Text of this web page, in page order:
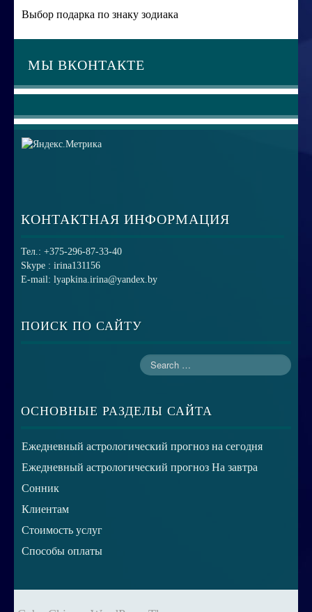
Выбор подарка по знаку зодиака
МЫ ВКОНТАКТЕ
КОНТАКТНАЯ ИНФОРМАЦИЯ
Тел.: +375-296-87-33-40
Skype : irina131156
E-mail: lyapkina.irina@yandex.by
ПОИСК ПО САЙТУ
ОСНОВНЫЕ РАЗДЕЛЫ САЙТА
Ежедневный астрологический прогноз на сегодня
Ежедневный астрологический прогноз На завтра
Сонник
Клиентам
Стоимость услуг
Способы оплаты